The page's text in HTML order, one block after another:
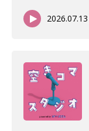
2026.07.13